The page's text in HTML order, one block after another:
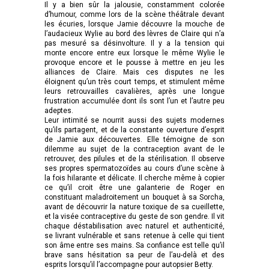
Il y a bien sûr la jalousie, constamment colorée
d’humour, comme lors de la scène théâtrale devant
les écuries, lorsque Jamie découvre la mouche de
l’audacieux Wylie au bord des lèvres de Claire qui n’a
pas mesuré sa désinvolture. Il y a la tension qui
monte encore entre eux lorsque le même Wylie le
provoque encore et le pousse à mettre en jeu les
alliances de Claire. Mais ces disputes ne les
éloignent qu’un très court temps, et stimulent même
leurs retrouvailles cavalières, après une longue
frustration accumulée dont ils sont l’un et l’autre peu
adeptes.
Leur intimité se nourrit aussi des sujets modernes
qu’ils partagent, et de la constante ouverture d’esprit
de Jamie aux découvertes. Elle témoigne de son
dilemme au sujet de la contraception avant de le
retrouver, des pilules et de la stérilisation. Il observe
ses propres spermatozoïdes au cours d’une scène à
la fois hilarante et délicate. Il cherche même à copier
ce qu’il croit être une galanterie de Roger en
constituant maladroitement un bouquet à sa Sorcha,
avant de découvrir la nature toxique de sa cueillette,
et la visée contraceptive du geste de son gendre. Il vit
chaque déstabilisation avec naturel et authenticité,
se livrant vulnérable et sans retenue à celle qui tient
son âme entre ses mains. Sa confiance est telle qu’il
brave sans hésitation sa peur de l’au-delà et des
esprits lorsqu’il l’accompagne pour autopsier Betty.